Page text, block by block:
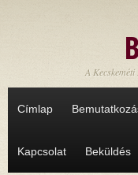
A
Címlap
Kapcsolat Beküldés